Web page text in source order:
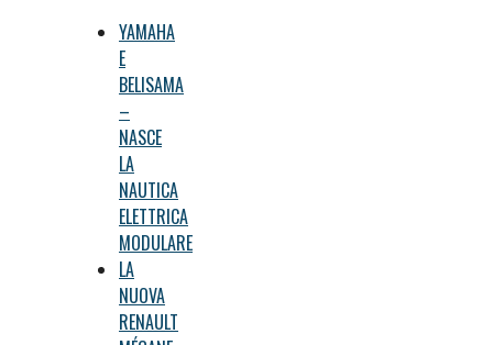
YAMAHA
E
BELISAMA
–
NASCE
LA
NAUTICA
ELETTRICA
MODULARE
LA
NUOVA
RENAULT